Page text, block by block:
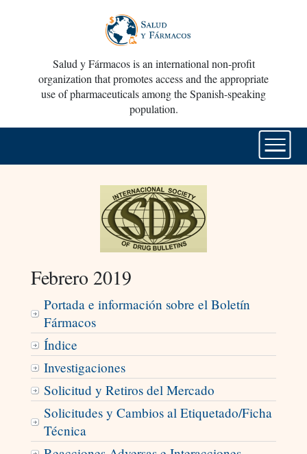
Salud y Fármacos is an international non-profit
organization that promotes access and the appropriate
use of pharmaceuticals among the Spanish-speaking
population.
Febrero 2019
Portada e información sobre el Boletín
Fármacos
Índice
Investigaciones
Solicitud y Retiros del Mercado
Solicitudes y Cambios al Etiquetado/Ficha
Técnica